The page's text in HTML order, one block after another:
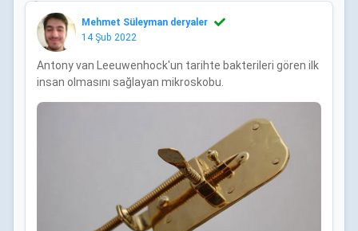
Mehmet Süleyman deryaler
14 Şub 2022
Antony van Leeuwenhock'un tarihte bakterileri gören ilk
insan olmasını sağlayan mikroskobu.